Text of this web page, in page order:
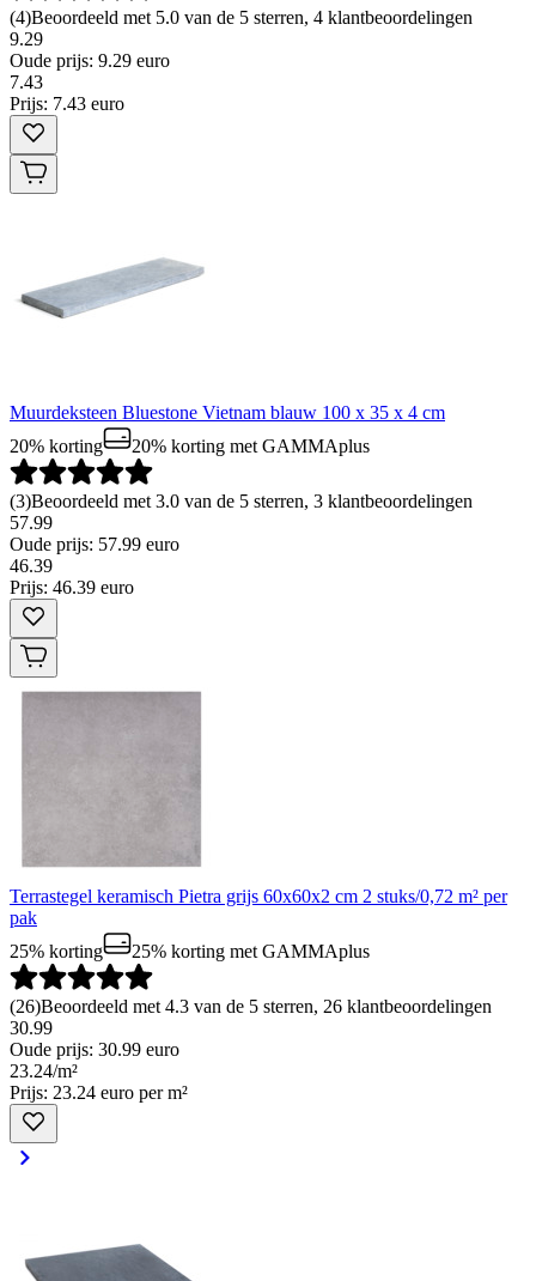
(4)Beoordeeld met 5.0 van de 5 sterren, 4 klantbeoordelingen
9.29
Oude prijs: 9.29 euro
7.43
Prijs: 7.43 euro
Muurdeksteen Bluestone Vietnam blauw 100 x 35 x 4 cm
20% korting
20% korting met GAMMAplus
(3)Beoordeeld met 3.0 van de 5 sterren, 3 klantbeoordelingen
57.99
Oude prijs: 57.99 euro
46.39
Prijs: 46.39 euro
Terrastegel keramisch Pietra grijs 60x60x2 cm 2 stuks/0,72 m² per
pak
25% korting
25% korting met GAMMAplus
(26)Beoordeeld met 4.3 van de 5 sterren, 26 klantbeoordelingen
30.99
Oude prijs: 30.99 euro
23.24/m²
Prijs: 23.24 euro per m²